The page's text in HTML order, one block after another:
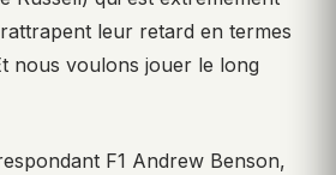
leur retard en termes
nous voulons jouer le long
F1 Andrew Benson,